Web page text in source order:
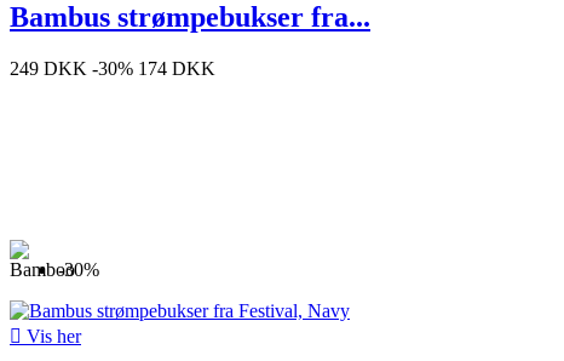
Bambus strømpebukser fra...
249 DKK -30% 174 DKK
-30%
 Vis her